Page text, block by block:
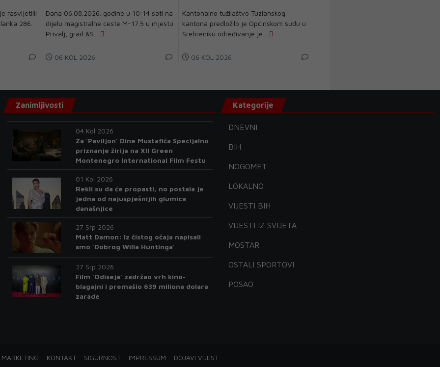
rasvijetlili
286.
Dana 06.08.2026. godine u 10:14 sati na
dijelu magistralne ceste M-17.5 u mjestu
Privalj, grad &S...
06 KOL 2026
Kantonalno tužilaštvo Tuzlanskog
kantona predložilo je Općinskom sudu u
Srebreniku određivanje je...
06 KOL 2026
Zanimljivosti
04 Kol 2026
Za 'Paviljon' Dine Mustafića Specijalno
priznanje žirija na XII Green
Montenegro International Film Festu
01 Kol 2026
Rekli su da će propasti, no postala je
jedna od najuspješnijih glumica
današnjice
27 Srp 2026
Matt Damon: Iz čistog očaja napisali
smo 'Dobrog Willa Huntinga'
27 Srp 2026
Film 'Odiseja' zadržao vrh kino-
blagajni i premašio 639 miliona dolara
zarade
Kategorije
DNEVNI
BIH
NOGOMET
LOKALNO
VIJESTI BIH
VIJESTI IZ SVIJETA
MOSTAR
OSTALI SPORTOVI
POSAO
MARKETING KONTAKT SIGURNOST IMPRESSUM DOJAVI VIJEST